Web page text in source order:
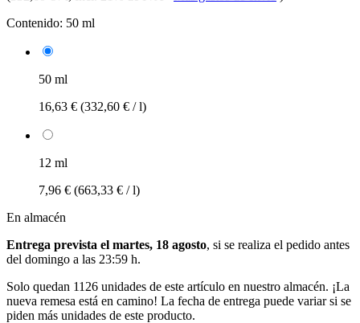
Contenido: 50 ml
50 ml
16,63 € (332,60 € / l)
12 ml
7,96 € (663,33 € / l)
En almacén
Entrega prevista el martes, 18 agosto, si se realiza el pedido antes
del domingo a las 23:59 h.
Solo quedan 1126 unidades de este artículo en nuestro almacén. ¡La
nueva remesa está en camino! La fecha de entrega puede variar si se
piden más unidades de este producto.